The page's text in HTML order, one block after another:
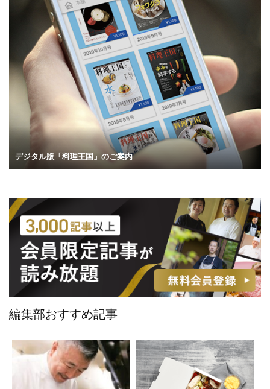
デジタル版「料理王国」のご案内
編集部おすすめ記事